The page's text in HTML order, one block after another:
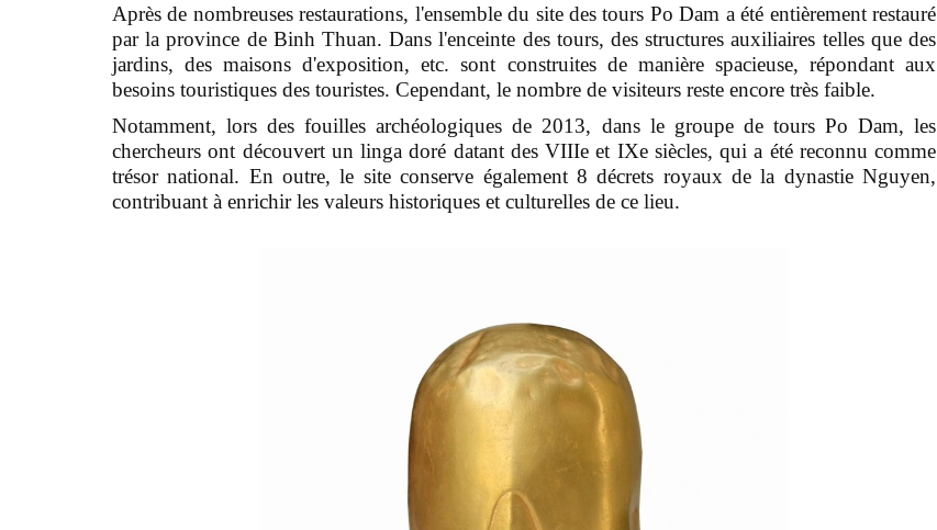
Après de nombreuses restaurations, l'ensemble du site des tours Po Dam a été entièrement restauré
par la province de Binh Thuan. Dans l'enceinte des tours, des structures auxiliaires telles que des
jardins, des maisons d'exposition, etc. sont construites de manière spacieuse, répondant aux
besoins touristiques des touristes. Cependant, le nombre de visiteurs reste encore très faible.
Notamment, lors des fouilles archéologiques de 2013, dans le groupe de tours Po Dam, les
chercheurs ont découvert un linga doré datant des VIIIe et IXe siècles, qui a été reconnu comme
trésor national. En outre, le site conserve également 8 décrets royaux de la dynastie Nguyen,
contribuant à enrichir les valeurs historiques et culturelles de ce lieu.